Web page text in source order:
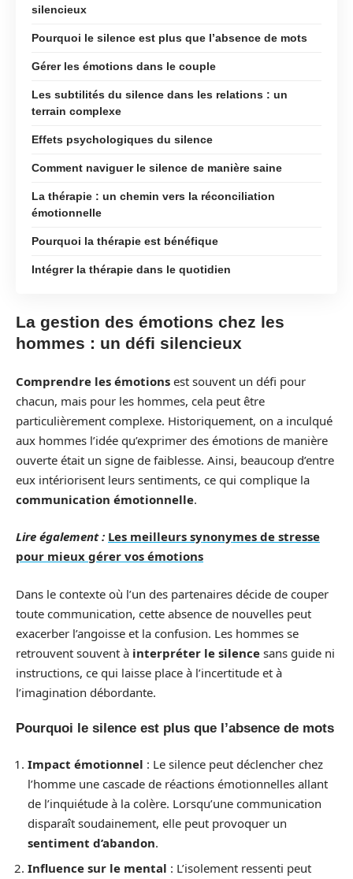
silencieux
Pourquoi le silence est plus que l’absence de mots
Gérer les émotions dans le couple
Les subtilités du silence dans les relations : un
terrain complexe
Effets psychologiques du silence
Comment naviguer le silence de manière saine
La thérapie : un chemin vers la réconciliation
émotionnelle
Pourquoi la thérapie est bénéfique
Intégrer la thérapie dans le quotidien
La gestion des émotions chez les
hommes : un défi silencieux
Comprendre les émotions est souvent un défi pour
chacun, mais pour les hommes, cela peut être
particulièrement complexe. Historiquement, on a inculqué
aux hommes l’idée qu’exprimer des émotions de manière
ouverte était un signe de faiblesse. Ainsi, beaucoup d’entre
eux intériorisent leurs sentiments, ce qui complique la
communication émotionnelle.
Lire également : Les meilleurs synonymes de stresse
pour mieux gérer vos émotions
Dans le contexte où l’un des partenaires décide de couper
toute communication, cette absence de nouvelles peut
exacerber l’angoisse et la confusion. Les hommes se
retrouvent souvent à interpréter le silence sans guide ni
instructions, ce qui laisse place à l’incertitude et à
l’imagination débordante.
Pourquoi le silence est plus que l’absence de mots
Impact émotionnel : Le silence peut déclencher chez
l’homme une cascade de réactions émotionnelles allant
de l’inquiétude à la colère. Lorsqu’une communication
disparaît soudainement, elle peut provoquer un
sentiment d’abandon.
Influence sur le mental : L’isolement ressenti peut